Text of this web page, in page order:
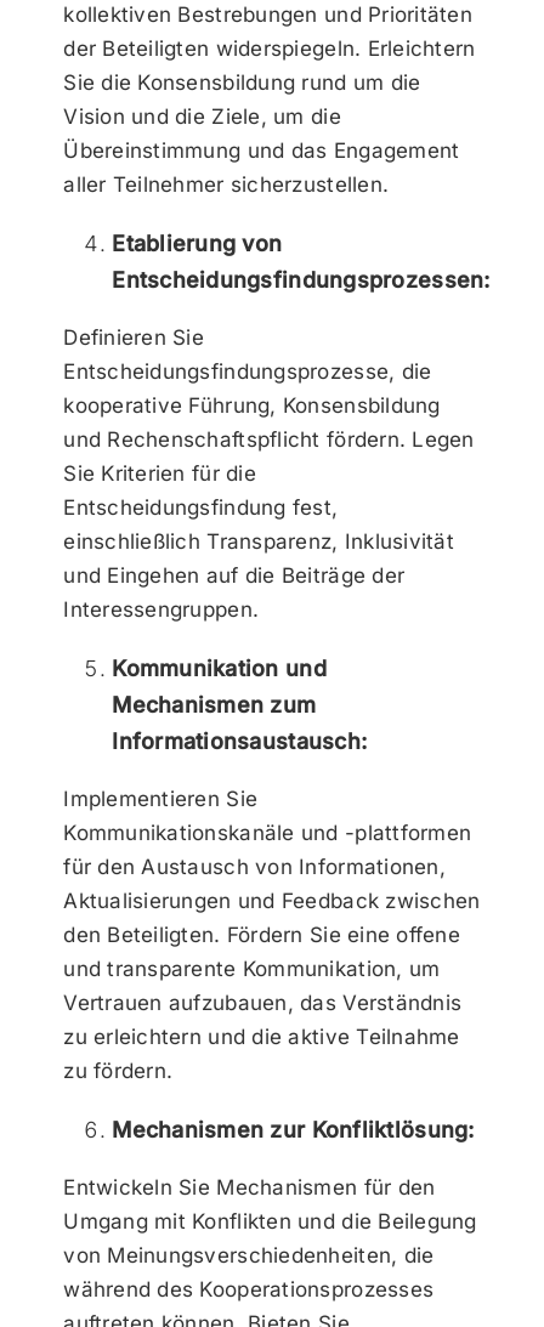
kollektiven Bestrebungen und Prioritäten
der Beteiligten widerspiegeln. Erleichtern
Sie die Konsensbildung rund um die
Vision und die Ziele, um die
Übereinstimmung und das Engagement
aller Teilnehmer sicherzustellen.
Etablierung von
Entscheidungsfindungsprozessen:
Definieren Sie
Entscheidungsfindungsprozesse, die
kooperative Führung, Konsensbildung
und Rechenschaftspflicht fördern. Legen
Sie Kriterien für die
Entscheidungsfindung fest,
einschließlich Transparenz, Inklusivität
und Eingehen auf die Beiträge der
Interessengruppen.
Kommunikation und
Mechanismen zum
Informationsaustausch:
Implementieren Sie
Kommunikationskanäle und -plattformen
für den Austausch von Informationen,
Aktualisierungen und Feedback zwischen
den Beteiligten. Fördern Sie eine offene
und transparente Kommunikation, um
Vertrauen aufzubauen, das Verständnis
zu erleichtern und die aktive Teilnahme
zu fördern.
Mechanismen zur Konfliktlösung:
Entwickeln Sie Mechanismen für den
Umgang mit Konflikten und die Beilegung
von Meinungsverschiedenheiten, die
während des Kooperationsprozesses